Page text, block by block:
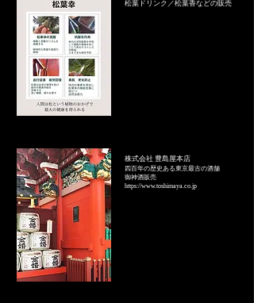
松葉ドリンク／松葉香などの販売
株式会社 豊島屋本店
四百年の歴史ある東京最古の酒舗
​御神酒販売
https://www.toshimaya.co.jp